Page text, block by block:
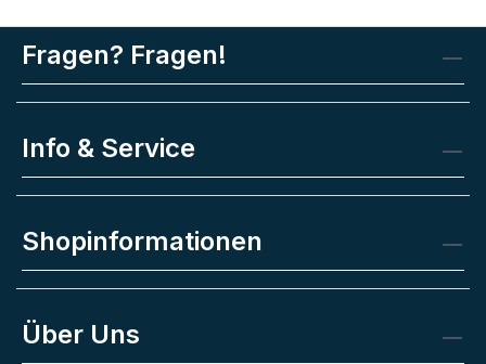
Fragen? Fragen!
Info & Service
Shopinformationen
Über Uns